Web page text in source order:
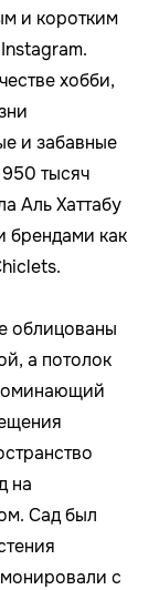
и коротким
хобби,
и забавные
тысяч
Аль Хаттабу
брендами как
облицованы
а потолок
на
Сад был
с